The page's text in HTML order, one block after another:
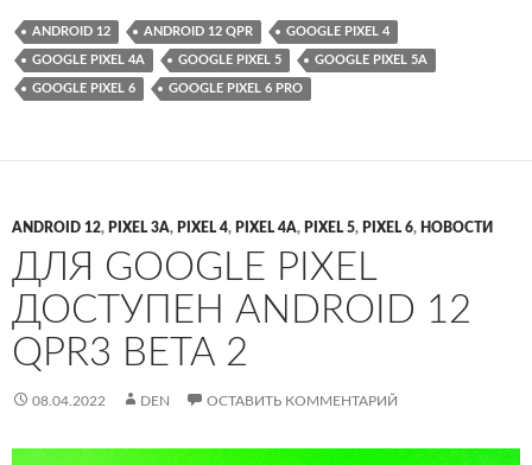
ANDROID 12 ANDROID 12 QPR GOOGLE PIXEL 4
GOOGLE PIXEL 4A GOOGLE PIXEL 5 GOOGLE PIXEL 5A
GOOGLE PIXEL 6 GOOGLE PIXEL 6 PRO
ANDROID 12, PIXEL 3A, PIXEL 4, PIXEL 4A, PIXEL 5, PIXEL 6, НОВОСТИ
ДЛЯ GOOGLE PIXEL
ДОСТУПЕН ANDROID 12
QPR3 BETA 2
08.04.2022 DEN ОСТАВИТЬ КОММЕНТАРИЙ